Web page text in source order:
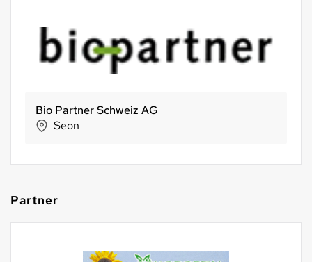
Bio Partner Schweiz AG
Seon
Partner